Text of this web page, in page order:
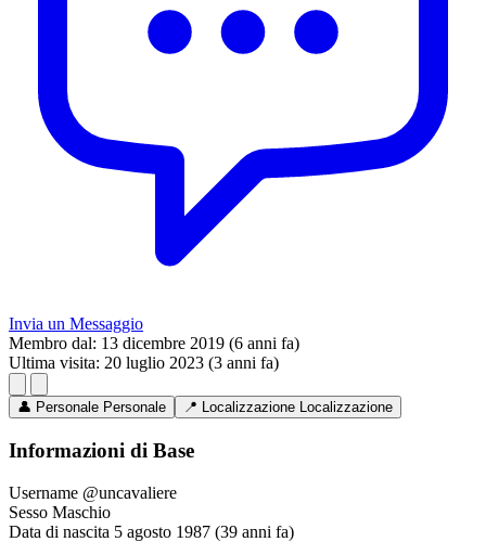
Invia un Messaggio
Membro dal: 13 dicembre 2019 (6 anni fa)
Ultima visita: 20 luglio 2023 (3 anni fa)
👤 Personale Personale 📍 Localizzazione Localizzazione
Informazioni di Base
Username @uncavaliere
Sesso Maschio
Data di nascita 5 agosto 1987 (39 anni fa)